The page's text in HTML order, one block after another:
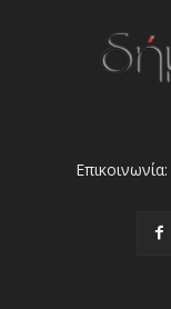
Επικοινωνία: